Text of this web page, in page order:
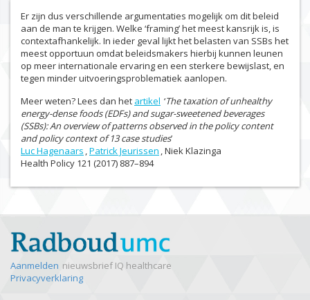
Er zijn dus verschillende argumentaties mogelijk om dit beleid
aan de man te krijgen. Welke ‘framing’ het meest kansrijk is, is
contextafhankelijk. In ieder geval lijkt het belasten van SSBs het
meest opportuun omdat beleidsmakers hierbij kunnen leunen
op meer internationale ervaring en een sterkere bewijslast, en
tegen minder uitvoeringsproblematiek aanlopen.
Meer weten? Lees dan het artikel ‘The taxation of unhealthy
energy-dense foods (EDFs) and sugar-sweetened beverages
(SSBs): An overview of patterns observed in the policy content
and policy context of 13 case studies’
Luc Hagenaars ,Patrick Jeurissen , Niek Klazinga
Health Policy 121 (2017) 887–894
Aanmelden nieuwsbrief IQ healthcare
Privacyverklaring